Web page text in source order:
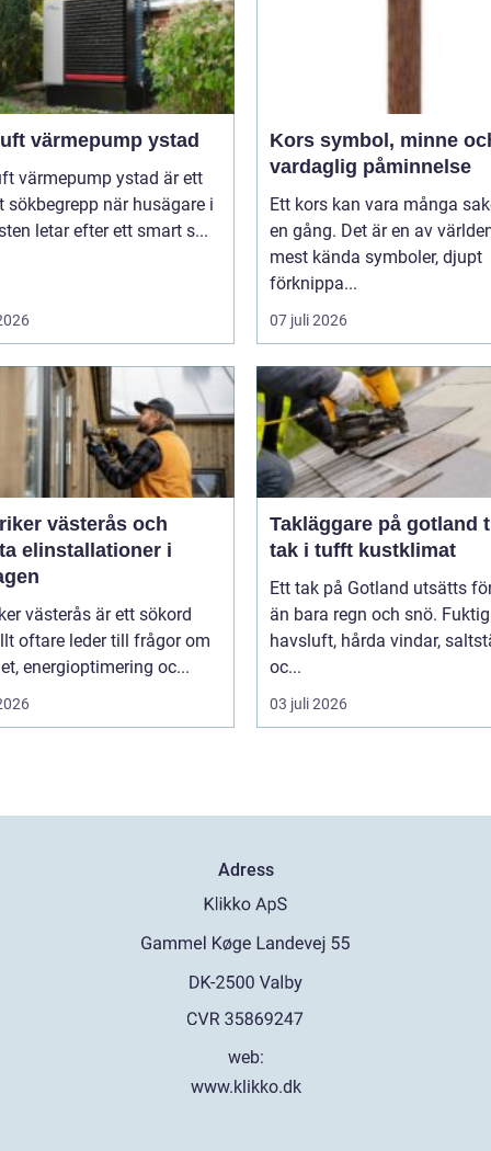
värmepump ystad
värmepump ystad är ett
sökbegrepp när husägare i
letar efter ett smart s...
Kors symbol, minne och
vardaglig påminnelse
Ett kors kan vara många
en gång. Det är en av
mest kända symboler, djupt
förknippa...
07 juli 2026
västerås och
elinstallationer i
västerås är ett sökord
oftare leder till frågor om
energioptimering oc...
Takläggare på gotland tryggt
tak i tufft kustklimat
Ett tak på Gotland utsätts
än bara regn och snö. Fuktig
havsluft, hårda vindar,
oc...
03 juli 2026
Adress
web:
www.klikko.dk